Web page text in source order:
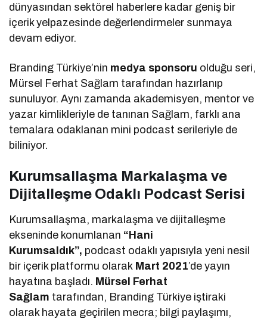
dünyasından sektörel haberlere kadar geniş bir
içerik yelpazesinde değerlendirmeler sunmaya
devam ediyor.
Branding Türkiye’nin medya sponsoru olduğu seri,
Mürsel Ferhat Sağlam tarafından hazırlanıp
sunuluyor. Aynı zamanda akademisyen, mentor ve
yazar kimlikleriyle de tanınan Sağlam, farklı ana
temalara odaklanan mini podcast serileriyle de
biliniyor.
Kurumsallaşma Markalaşma ve
Dijitalleşme Odaklı Podcast Serisi
Kurumsallaşma, markalaşma ve dijitalleşme
ekseninde konumlanan “Hani
Kurumsaldık”, podcast odaklı yapısıyla yeni nesil
bir içerik platformu olarak Mart 2021’de yayın
hayatına başladı. Mürsel Ferhat
Sağlam tarafından, Branding Türkiye iştiraki
olarak hayata geçirilen mecra; bilgi paylaşımı,